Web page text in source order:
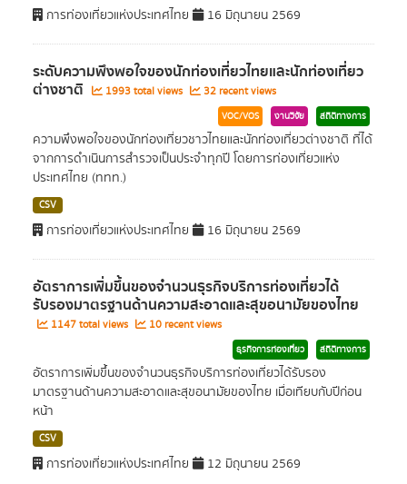
การท่องเที่ยวแห่งประเทศไทย 16 มิถุนายน 2569
ระดับความพึงพอใจของนักท่องเที่ยวไทยและนักท่องเที่ยว
ต่างชาติ 1993 total views 32 recent views
VOC/VOS งานวิจัย สถิติทางการ
ความพึงพอใจของนักท่องเที่ยวชาวไทยและนักท่องเที่ยวต่างชาติ ที่ได้
จากการดำเนินการสำรวจเป็นประจำทุกปี โดยการท่องเที่ยวแห่ง
ประเทศไทย (ททท.)
CSV
การท่องเที่ยวแห่งประเทศไทย 16 มิถุนายน 2569
อัตราการเพิ่มขึ้นของจำนวนธุรกิจบริการท่องเที่ยวได้
รับรองมาตรฐานด้านความสะอาดและสุขอนามัยของไทย
1147 total views 10 recent views
ธุรกิจการท่องเที่ยว สถิติทางการ
อัตราการเพิ่มขึ้นของจำนวนธุรกิจบริการท่องเที่ยวได้รับรอง
มาตรฐานด้านความสะอาดและสุขอนามัยของไทย เมื่อเทียบกับปีก่อน
หน้า
CSV
การท่องเที่ยวแห่งประเทศไทย 12 มิถุนายน 2569